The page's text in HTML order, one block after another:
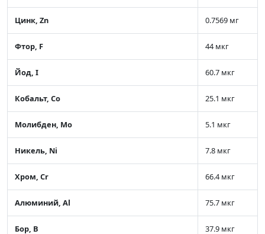
Цинк, Zn 0.7569 мг
Фтор, F 44 мкг
Йод, I 60.7 мкг
Кобальт, Co 25.1 мкг
Молибден, Mo 5.1 мкг
Никель, Ni 7.8 мкг
Хром, Cr 66.4 мкг
Алюминий, Al 75.7 мкг
Бор, B 37.9 мкг